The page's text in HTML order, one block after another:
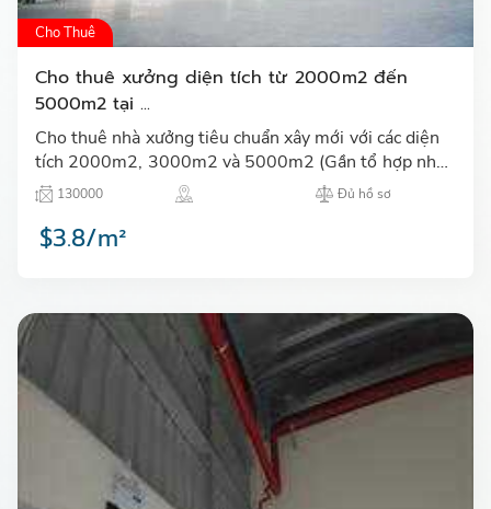
Cho Thuê
Cho thuê xưởng diện tích từ 2000m2 đến
5000m2 tại ...
Cho thuê nhà xưởng tiêu chuẩn xây mới với các diện
tích 2000m2, 3000m2 và 5000m2 (Gần tổ hợp nhà
máy SAMSUNG Thái Nguyên) tại Khu công nghiệp
Yên Bình, Thái Ngu…
130000 Đủ hồ sơ
$3.8/m²